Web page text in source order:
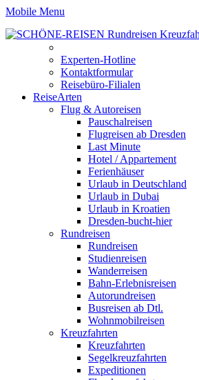
Mobile Menu
Experten-Hotline
Kontaktformular
Reisebüro-Filialen
ReiseArten
Flug & Autoreisen
Pauschalreisen
Flugreisen ab Dresden
Last Minute
Hotel / Appartement
Ferienhäuser
Urlaub in Deutschland
Urlaub in Dubai
Urlaub in Kroatien
Dresden-bucht-hier
Rundreisen
Rundreisen
Studienreisen
Wanderreisen
Bahn-Erlebnisreisen
Autorundreisen
Busreisen ab Dtl.
Wohnmobilreisen
Kreuzfahrten
Kreuzfahrten
Segelkreuzfahrten
Expeditionen